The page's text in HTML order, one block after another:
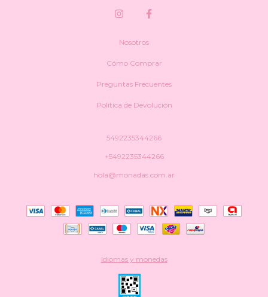
Nosotros
Cómo Comprar
Preguntas Frecuentes
Política de Devolución
5492235344266
+5492235344266
hola@monadas.com.ar
Idiomas y monedas